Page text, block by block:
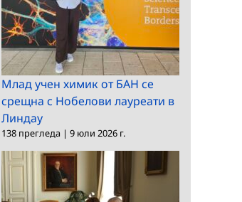
Млад учен химик от БАН се
срещна с Нобелови лауреати в
Линдау
138 прегледа | 9 юли 2026 г.